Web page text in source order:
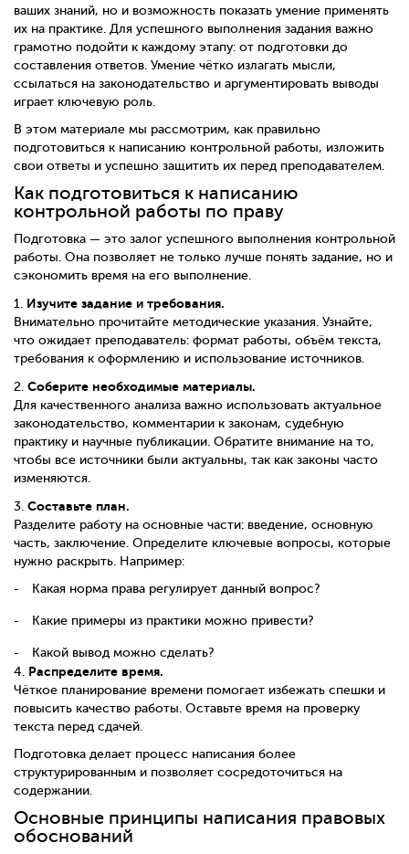
ваших знаний, но и возможность показать умение применять
их на практике. Для успешного выполнения задания важно
грамотно подойти к каждому этапу: от подготовки до
составления ответов. Умение чётко излагать мысли,
ссылаться на законодательство и аргументировать выводы
играет ключевую роль.
В этом материале мы рассмотрим, как правильно
подготовиться к написанию контрольной работы, изложить
свои ответы и успешно защитить их перед преподавателем.
Как подготовиться к написанию
контрольной работы по праву
Подготовка — это залог успешного выполнения контрольной
работы. Она позволяет не только лучше понять задание, но и
сэкономить время на его выполнение.
1. Изучите задание и требования.
Внимательно прочитайте методические указания. Узнайте,
что ожидает преподаватель: формат работы, объём текста,
требования к оформлению и использование источников.
2. Соберите необходимые материалы.
Для качественного анализа важно использовать актуальное
законодательство, комментарии к законам, судебную
практику и научные публикации. Обратите внимание на то,
чтобы все источники были актуальны, так как законы часто
изменяются.
3. Составьте план.
Разделите работу на основные части: введение, основную
часть, заключение. Определите ключевые вопросы, которые
нужно раскрыть. Например:
Какая норма права регулирует данный вопрос?
Какие примеры из практики можно привести?
Какой вывод можно сделать?
4. Распределите время.
Чёткое планирование времени помогает избежать спешки и
повысить качество работы. Оставьте время на проверку
текста перед сдачей.
Подготовка делает процесс написания более
структурированным и позволяет сосредоточиться на
содержании.
Основные принципы написания правовых
обоснований